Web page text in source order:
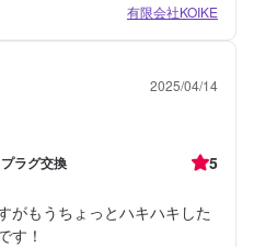
有限会社KOIKE
2025/04/14
ラグ交換 5
がもうちょっとハキハキした
す！